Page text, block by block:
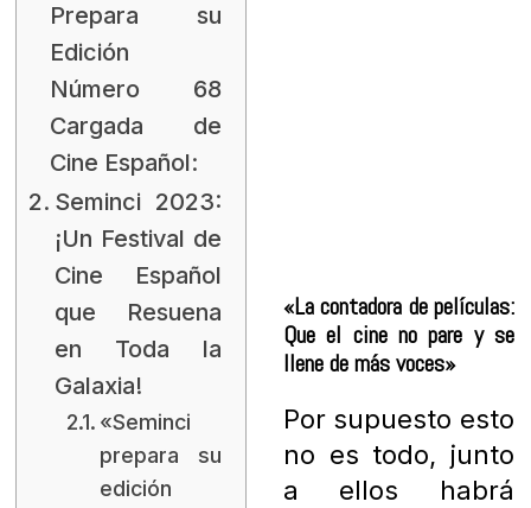
Prepara su
Edición
Número 68
Cargada de
Cine Español:
Seminci 2023:
¡Un Festival de
Cine Español
que Resuena
en Toda la
Galaxia!
«Seminci
prepara su
edición
«La contadora de películas:
Que el cine no pare y se
llene de más voces»
Por supuesto esto
no es todo, junto
a ellos habrá